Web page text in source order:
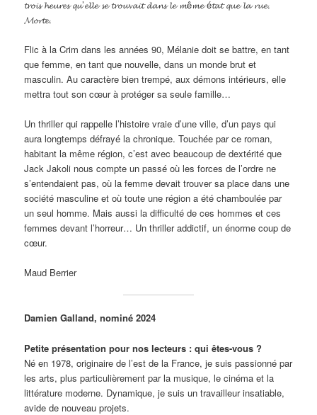
𝓽𝓻𝓸𝓲𝓼 𝓱𝓮𝓾𝓻𝓮𝓼 𝓺𝓾’𝓮𝓵𝓵𝓮 𝓼𝓮 𝓽𝓻𝓸𝓾𝓿𝓪𝓲𝓽 𝓭𝓪𝓷𝓼 𝓵𝓮 𝓶ê𝓶𝓮 é𝓽𝓪𝓽 𝓺𝓾𝓮 𝓵𝓪 𝓻𝓾𝓮.
𝓜𝓸𝓻𝓽𝓮.
Flic à la Crim dans les années 90, Mélanie doit se battre, en tant
que femme, en tant que nouvelle, dans un monde brut et
masculin. Au caractère bien trempé, aux démons intérieurs, elle
mettra tout son cœur à protéger sa seule famille…
Un thriller qui rappelle l’histoire vraie d’une ville, d’un pays qui
aura longtemps défrayé la chronique. Touchée par ce roman,
habitant la même région, c’est avec beaucoup de dextérité que
Jack Jakoli nous compte un passé où les forces de l’ordre ne
s’entendaient pas, où la femme devait trouver sa place dans une
société masculine et où toute une région a été chamboulée par
un seul homme. Mais aussi la difficulté de ces hommes et ces
femmes devant l’horreur… Un thriller addictif, un énorme coup de
cœur.
Maud Berrier
Damien Galland, nominé 2024
Petite présentation pour nos lecteurs : qui êtes-vous ?
Né en 1978, originaire de l’est de la France, je suis passionné par
les arts, plus particulièrement par la musique, le cinéma et la
littérature moderne. Dynamique, je suis un travailleur insatiable,
avide de nouveau projets.